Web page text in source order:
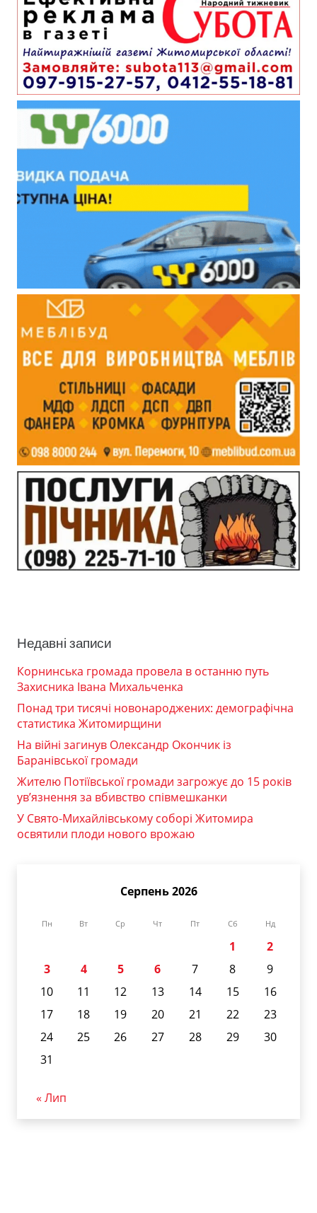
Недавні записи
Корнинська громада провела в останню путь
Захисника Івана Михальченка
Понад три тисячі новонароджених: демографічна
статистика Житомирщини
На війні загинув Олександр Окончик із
Баранівської громади
Жителю Потіївської громади загрожує до 15 років
ув’язнення за вбивство співмешканки
У Свято-Михайлівському соборі Житомира
освятили плоди нового врожаю
Серпень 2026
Пн Вт Ср Чт Пт Сб Нд
1
2
3
4 5 6 7 8
9
10
11 12 13 14 15
16
17
18 19 20 21 22
23
24
25 26 27 28 29
30
31
« Лип